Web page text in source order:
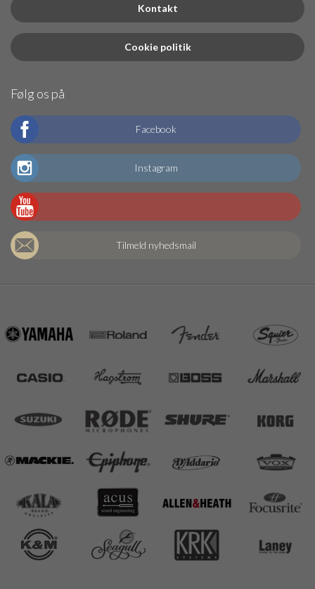
Kontakt
Cookie politik
Følg os på
Facebook
Instagram
Tilmeld nyhedsmail